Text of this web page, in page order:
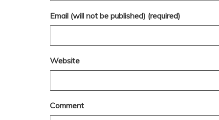
Email (will not be published) (required)
Website
Comment